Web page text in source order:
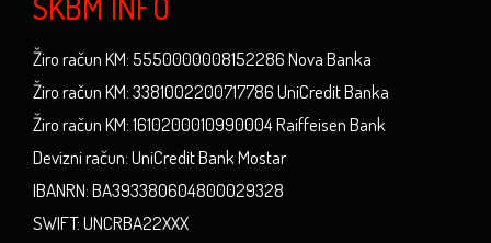
Žiro račun KM: 5550000008152286 Nova Banka
Žiro račun KM: 3381002200717786 UniCredit Banka
Žiro račun KM: 1610200010990004 Raiffeisen Bank
Devizni račun: UniCredit Bank Mostar
IBANRN: BA393380604800029328
SWIFT: UNCRBA22XXX